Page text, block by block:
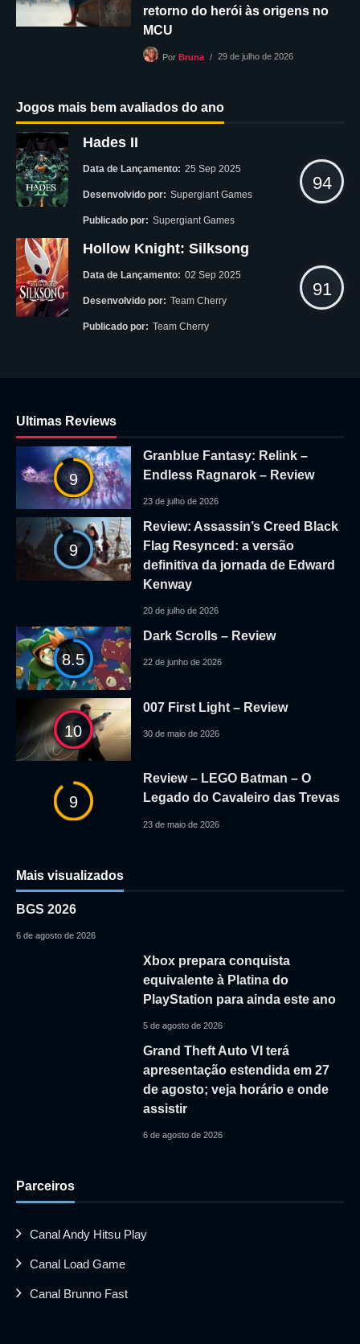
retorno do herói às origens no
MCU
Por Bruna 29 de julho de 2026
Jogos mais bem avaliados do ano
Hades II
Data de Lançamento: 25 Sep 2025
Desenvolvido por: Supergiant Games
Publicado por: Supergiant Games
94
Hollow Knight: Silksong
Data de Lançamento: 02 Sep 2025
Desenvolvido por: Team Cherry
Publicado por: Team Cherry
91
Ultimas Reviews
9
Granblue Fantasy: Relink –
Endless Ragnarok – Review
23 de julho de 2026
9
Review: Assassin’s Creed Black
Flag Resynced: a versão
definitiva da jornada de Edward
Kenway
20 de julho de 2026
8.5
Dark Scrolls – Review
22 de junho de 2026
10
007 First Light – Review
30 de maio de 2026
9
Review – LEGO Batman – O
Legado do Cavaleiro das Trevas
23 de maio de 2026
Mais visualizados
BGS 2026
6 de agosto de 2026
Xbox prepara conquista
equivalente à Platina do
PlayStation para ainda este ano
5 de agosto de 2026
Grand Theft Auto VI terá
apresentação estendida em 27
de agosto; veja horário e onde
assistir
6 de agosto de 2026
Parceiros
Canal Andy Hitsu Play
Canal Load Game
Canal Brunno Fast